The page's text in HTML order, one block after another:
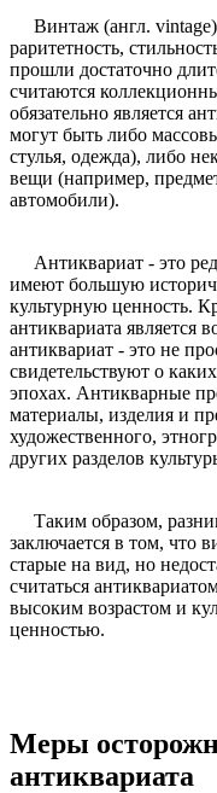
Винтаж (англ.
раритетность,
прошли достаточно
считаются
обязательно является
могут быть либо
стулья, одежда), либо
вещи (например,
автомобили).
Антиквариат - это
имеют большую
культурную ценность.
антиквариата является
антиквариат - это не
свидетельствуют о
эпохах. Антикварные
материалы, изделия и
художественного,
других разделов
Таким образом,
заключается в том, что
старые на вид, но
считаться
высоким возрастом и
ценностью.
Меры
антиквариата